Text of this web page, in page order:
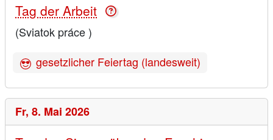
Tag der Arbeit
(Sviatok práce )
gesetzlicher Feiertag (landesweit)
Fr, 8. Mai 2026